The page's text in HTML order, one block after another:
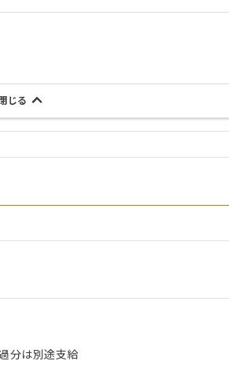
閉じる
分は別途支給